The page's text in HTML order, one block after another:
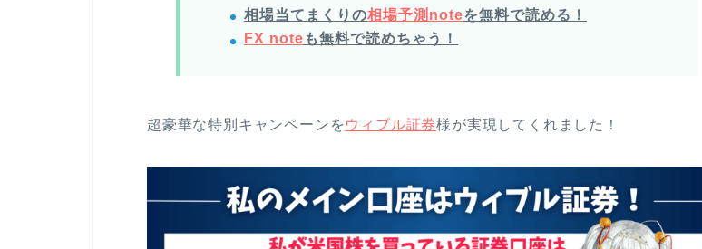
相場当てまくりの相場予測noteを無料で読める！
FX note も無料で読めちゃう！
超豪華な特別キャンペーンを ウィブル証券様が実現してくれました！